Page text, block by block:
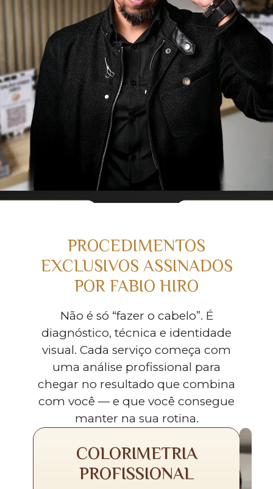
PROCEDIMENTOS
EXCLUSIVOS ASSINADOS
POR FABIO HIRO
Não é só “fazer o cabelo”. É
diagnóstico, técnica e identidade
visual. Cada serviço começa com
uma análise profissional para
chegar no resultado que combina
com você — e que você consegue
manter na sua rotina.
COLORIMETRIA
PROFISSIONAL